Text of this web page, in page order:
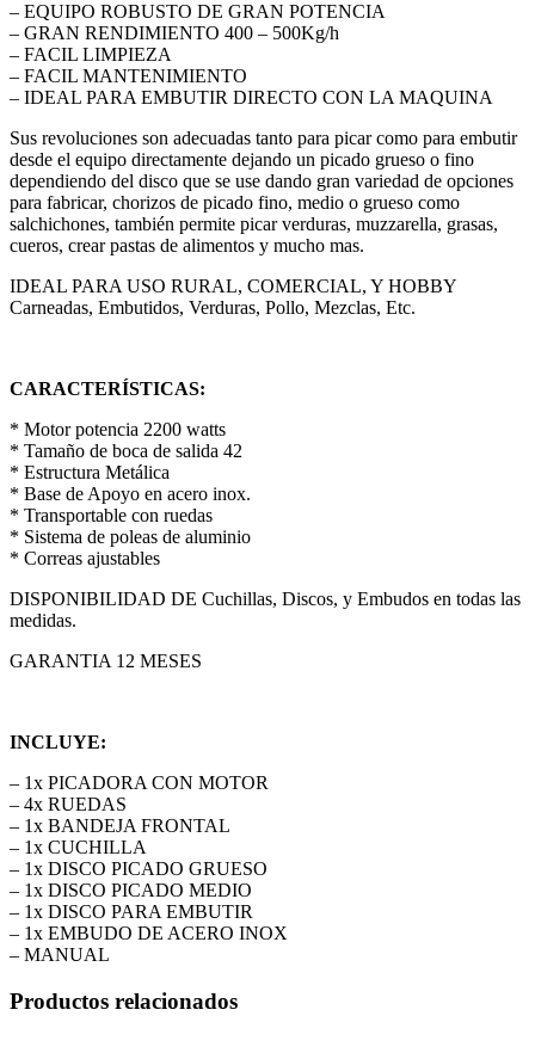
– EQUIPO ROBUSTO DE GRAN POTENCIA
– GRAN RENDIMIENTO 400 – 500Kg/h
– FACIL LIMPIEZA
– FACIL MANTENIMIENTO
– IDEAL PARA EMBUTIR DIRECTO CON LA MAQUINA
Sus revoluciones son adecuadas tanto para picar como para embutir
desde el equipo directamente dejando un picado grueso o fino
dependiendo del disco que se use dando gran variedad de opciones
para fabricar, chorizos de picado fino, medio o grueso como
salchichones, también permite picar verduras, muzzarella, grasas,
cueros, crear pastas de alimentos y mucho mas.
IDEAL PARA USO RURAL, COMERCIAL, Y HOBBY
Carneadas, Embutidos, Verduras, Pollo, Mezclas, Etc.
CARACTERÍSTICAS:
* Motor potencia 2200 watts
* Tamaño de boca de salida 42
* Estructura Metálica
* Base de Apoyo en acero inox.
* Transportable con ruedas
* Sistema de poleas de aluminio
* Correas ajustables
DISPONIBILIDAD DE Cuchillas, Discos, y Embudos en todas las
medidas.
GARANTIA 12 MESES
INCLUYE:
– 1x PICADORA CON MOTOR
– 4x RUEDAS
– 1x BANDEJA FRONTAL
– 1x CUCHILLA
– 1x DISCO PICADO GRUESO
– 1x DISCO PICADO MEDIO
– 1x DISCO PARA EMBUTIR
– 1x EMBUDO DE ACERO INOX
– MANUAL
Productos relacionados